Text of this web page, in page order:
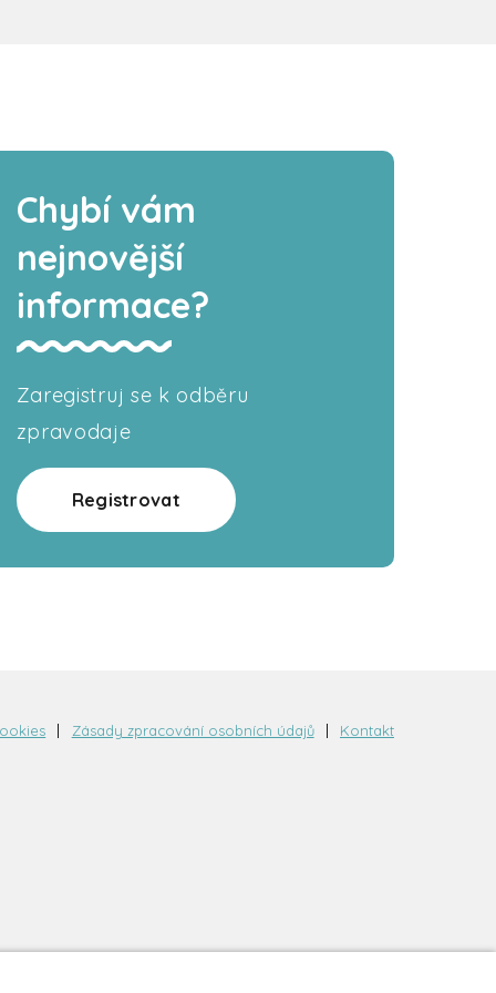
Chybí vám
nejnovější
informace?
Zaregistruj se k odběru
zpravodaje
Registrovat
Zásady zpracování osobních údajů Kontakt